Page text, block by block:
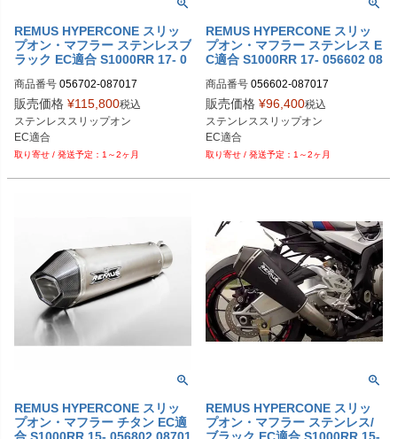
REMUS HYPERCONE スリッ
プオン・マフラー ステンレスブ
ラック EC適合 S1000RR 17- 0
商品番号 056702-087017
M型番：056702 087017
EU型番：rem_056702_087017
販売価格 ¥115,800税込
ステンレススリップオン
EC適合
1～2ヶ月
REMUS HYPERCONE スリッ
プオン・マフラー ステンレス E
C適合 S1000RR 17- 056602 08
商品番号 056602-087017
M型番：056602 087017
EU型番：rem_056602_087017
販売価格 ¥96,400税込
ステンレススリップオン
EC適合
1～2ヶ月
REMUS HYPERCONE スリッ
プオン・マフラー チタン EC適
合 S1000RR 15- 056802 08701
REMUS HYPERCONE スリッ
プオン・マフラー ステンレス/
ブラック EC適合 S1000RR 15-